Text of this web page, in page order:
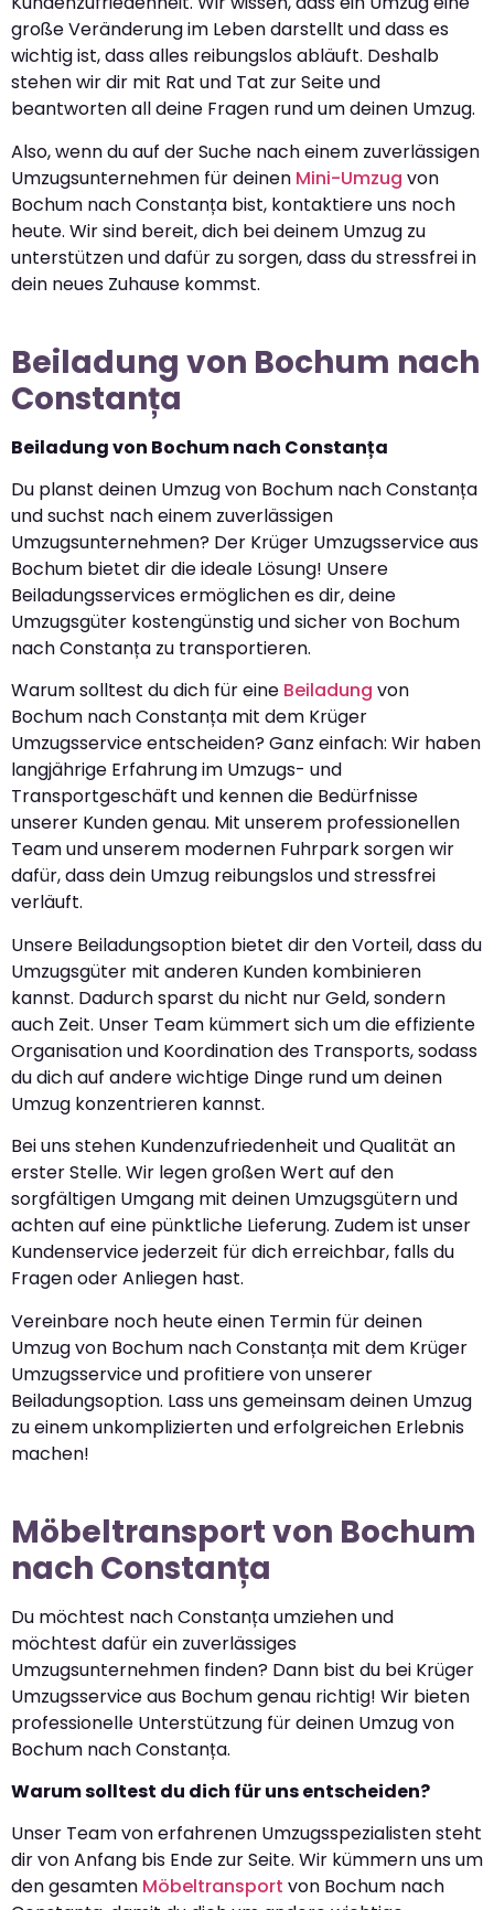
große Veränderung im Leben darstellt und dass es
wichtig ist, dass alles reibungslos abläuft. Deshalb
stehen wir dir mit Rat und Tat zur Seite und
beantworten all deine Fragen rund um deinen Umzug.
Also, wenn du auf der Suche nach einem zuverlässigen
Umzugsunternehmen für deinen Mini-Umzug von
Bochum nach Constanța bist, kontaktiere uns noch
heute. Wir sind bereit, dich bei deinem Umzug zu
unterstützen und dafür zu sorgen, dass du stressfrei in
dein neues Zuhause kommst.
Beiladung von Bochum nach
Constanța
Beiladung von Bochum nach Constanța
Du planst deinen Umzug von Bochum nach Constanța
und suchst nach einem zuverlässigen
Umzugsunternehmen? Der Krüger Umzugsservice aus
Bochum bietet dir die ideale Lösung! Unsere
Beiladungsservices ermöglichen es dir, deine
Umzugsgüter kostengünstig und sicher von Bochum
nach Constanța zu transportieren.
Warum solltest du dich für eine Beiladung von
Bochum nach Constanța mit dem Krüger
Umzugsservice entscheiden? Ganz einfach: Wir haben
langjährige Erfahrung im Umzugs- und
Transportgeschäft und kennen die Bedürfnisse
unserer Kunden genau. Mit unserem professionellen
Team und unserem modernen Fuhrpark sorgen wir
dafür, dass dein Umzug reibungslos und stressfrei
verläuft.
Unsere Beiladungsoption bietet dir den Vorteil, dass du
Umzugsgüter mit anderen Kunden kombinieren
kannst. Dadurch sparst du nicht nur Geld, sondern
auch Zeit. Unser Team kümmert sich um die effiziente
Organisation und Koordination des Transports, sodass
du dich auf andere wichtige Dinge rund um deinen
Umzug konzentrieren kannst.
Bei uns stehen Kundenzufriedenheit und Qualität an
erster Stelle. Wir legen großen Wert auf den
sorgfältigen Umgang mit deinen Umzugsgütern und
achten auf eine pünktliche Lieferung. Zudem ist unser
Kundenservice jederzeit für dich erreichbar, falls du
Fragen oder Anliegen hast.
Vereinbare noch heute einen Termin für deinen
Umzug von Bochum nach Constanța mit dem Krüger
Umzugsservice und profitiere von unserer
Beiladungsoption. Lass uns gemeinsam deinen Umzug
zu einem unkomplizierten und erfolgreichen Erlebnis
machen!
Möbeltransport von Bochum
nach Constanța
Du möchtest nach Constanța umziehen und
möchtest dafür ein zuverlässiges
Umzugsunternehmen finden? Dann bist du bei Krüger
Umzugsservice aus Bochum genau richtig! Wir bieten
professionelle Unterstützung für deinen Umzug von
Bochum nach Constanța.
Warum solltest du dich für uns entscheiden?
Unser Team von erfahrenen Umzugsspezialisten steht
dir von Anfang bis Ende zur Seite. Wir kümmern uns um
den gesamten Möbeltransport von Bochum nach